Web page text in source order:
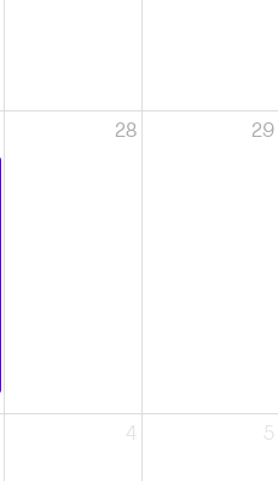
28 29
4 5